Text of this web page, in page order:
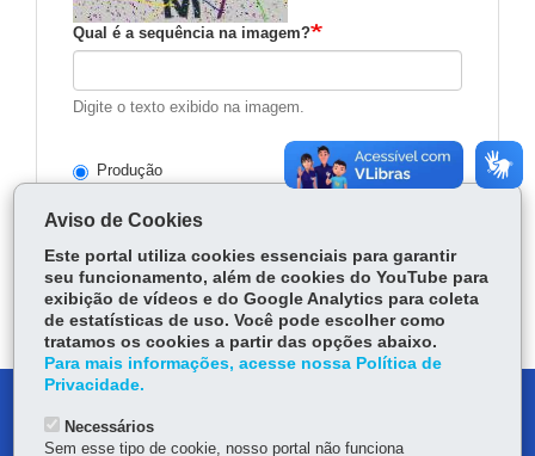
Qual é a sequência na imagem?
Digite o texto exibido na imagem.
Produção
Consultar
Aviso de Cookies
Este portal utiliza cookies essenciais para garantir
seu funcionamento, além de cookies do YouTube para
exibição de vídeos e do Google Analytics para coleta
de estatísticas de uso. Você pode escolher como
tratamos os cookies a partir das opções abaixo.
Para mais informações, acesse nossa Política de
Privacidade.
Necessários
Sem esse tipo de cookie, nosso portal não funciona